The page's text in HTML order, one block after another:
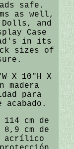
safe.
as well,
and
Case
in its
sizes of
X 10"H X
madera
para
acabado.
cm de
cm de
acrílico